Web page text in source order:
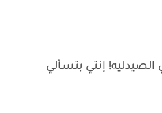
إنتي بتسألي